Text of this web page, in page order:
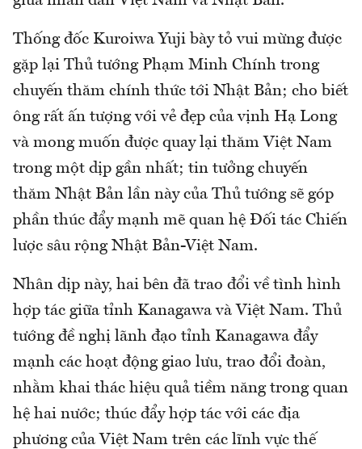
Thống đốc Kuroiwa Yuji bày tỏ vui mừng được
gặp lại Thủ tướng Phạm Minh Chính trong
chuyến thăm chính thức tới Nhật Bản; cho biết
ông rất ấn tượng với vẻ đẹp của vịnh Hạ Long
và mong muốn được quay lại thăm Việt Nam
trong một dịp gần nhất; tin tưởng chuyến
thăm Nhật Bản lần này của Thủ tướng sẽ góp
phần thúc đẩy mạnh mẽ quan hệ Đối tác Chiến
lược sâu rộng Nhật Bản-Việt Nam.
Nhân dịp này, hai bên đã trao đổi về tình hình
hợp tác giữa tỉnh Kanagawa và Việt Nam. Thủ
tướng đề nghị lãnh đạo tỉnh Kanagawa đẩy
mạnh các hoạt động giao lưu, trao đổi đoàn,
nhằm khai thác hiệu quả tiềm năng trong quan
hệ hai nước; thúc đẩy hợp tác với các địa
phương của Việt Nam trên các lĩnh vực thế